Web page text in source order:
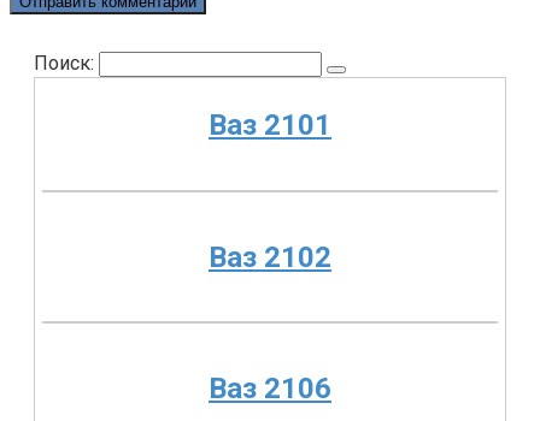
Поиск:
Ваз 2101
Ваз 2102
Ваз 2106